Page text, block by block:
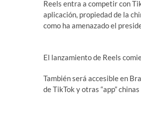
Reels entra a competir con
aplicación, propiedad de la
como ha amenazado el
El lanzamiento de Reels
También será accesible en
de TikTok y otras “app”